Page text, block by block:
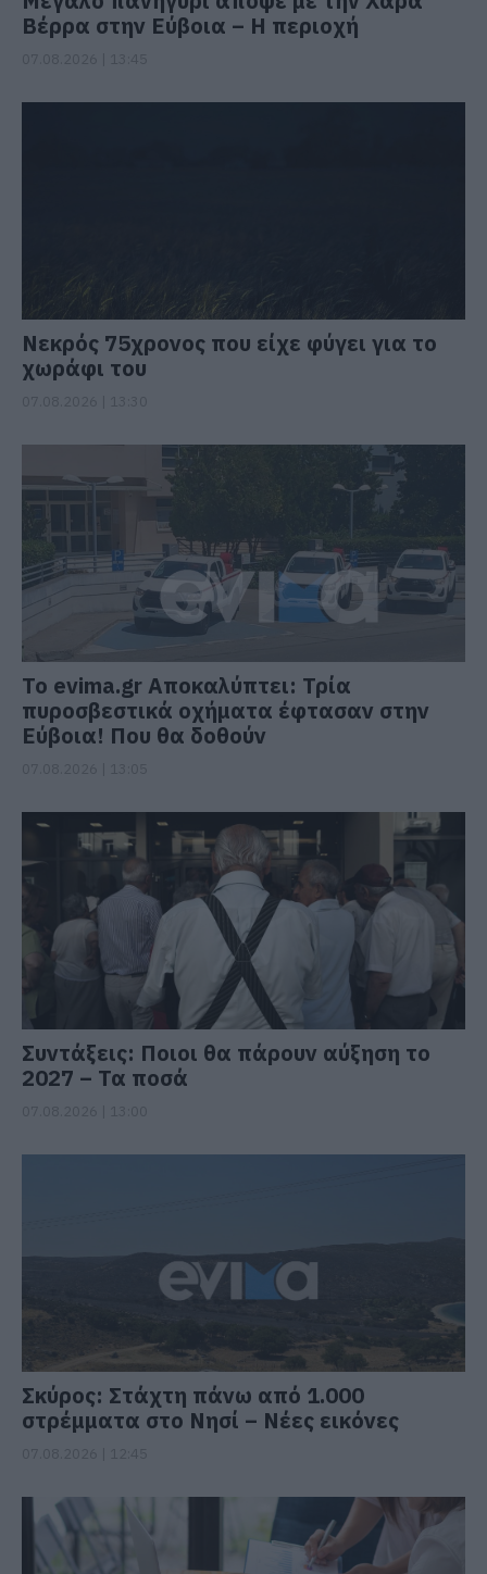
Βέρρα στην Εύβοια – Η περιοχή
Νεκρός 75χρονος που είχε φύγει για το
χωράφι του
Το evima.gr Αποκαλύπτει: Τρία
πυροσβεστικά οχήματα έφτασαν στην
Εύβοια! Που θα δοθούν
Συντάξεις: Ποιοι θα πάρουν αύξηση το
2027 – Τα ποσά
Σκύρος: Στάχτη πάνω από 1.000
στρέμματα στο Νησί – Νέες εικόνες